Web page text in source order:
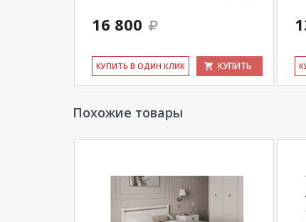
16 800
КУ­ПИТЬ В ОДИН КЛИК КУПИТЬ
Похожие товары